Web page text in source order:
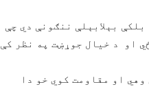
بېلابېلې ننګونې دي چې
او د خیال جوړښت په نظر کې
نه ورکوي خو چیغې وهي او مقاومت کوي خو دا